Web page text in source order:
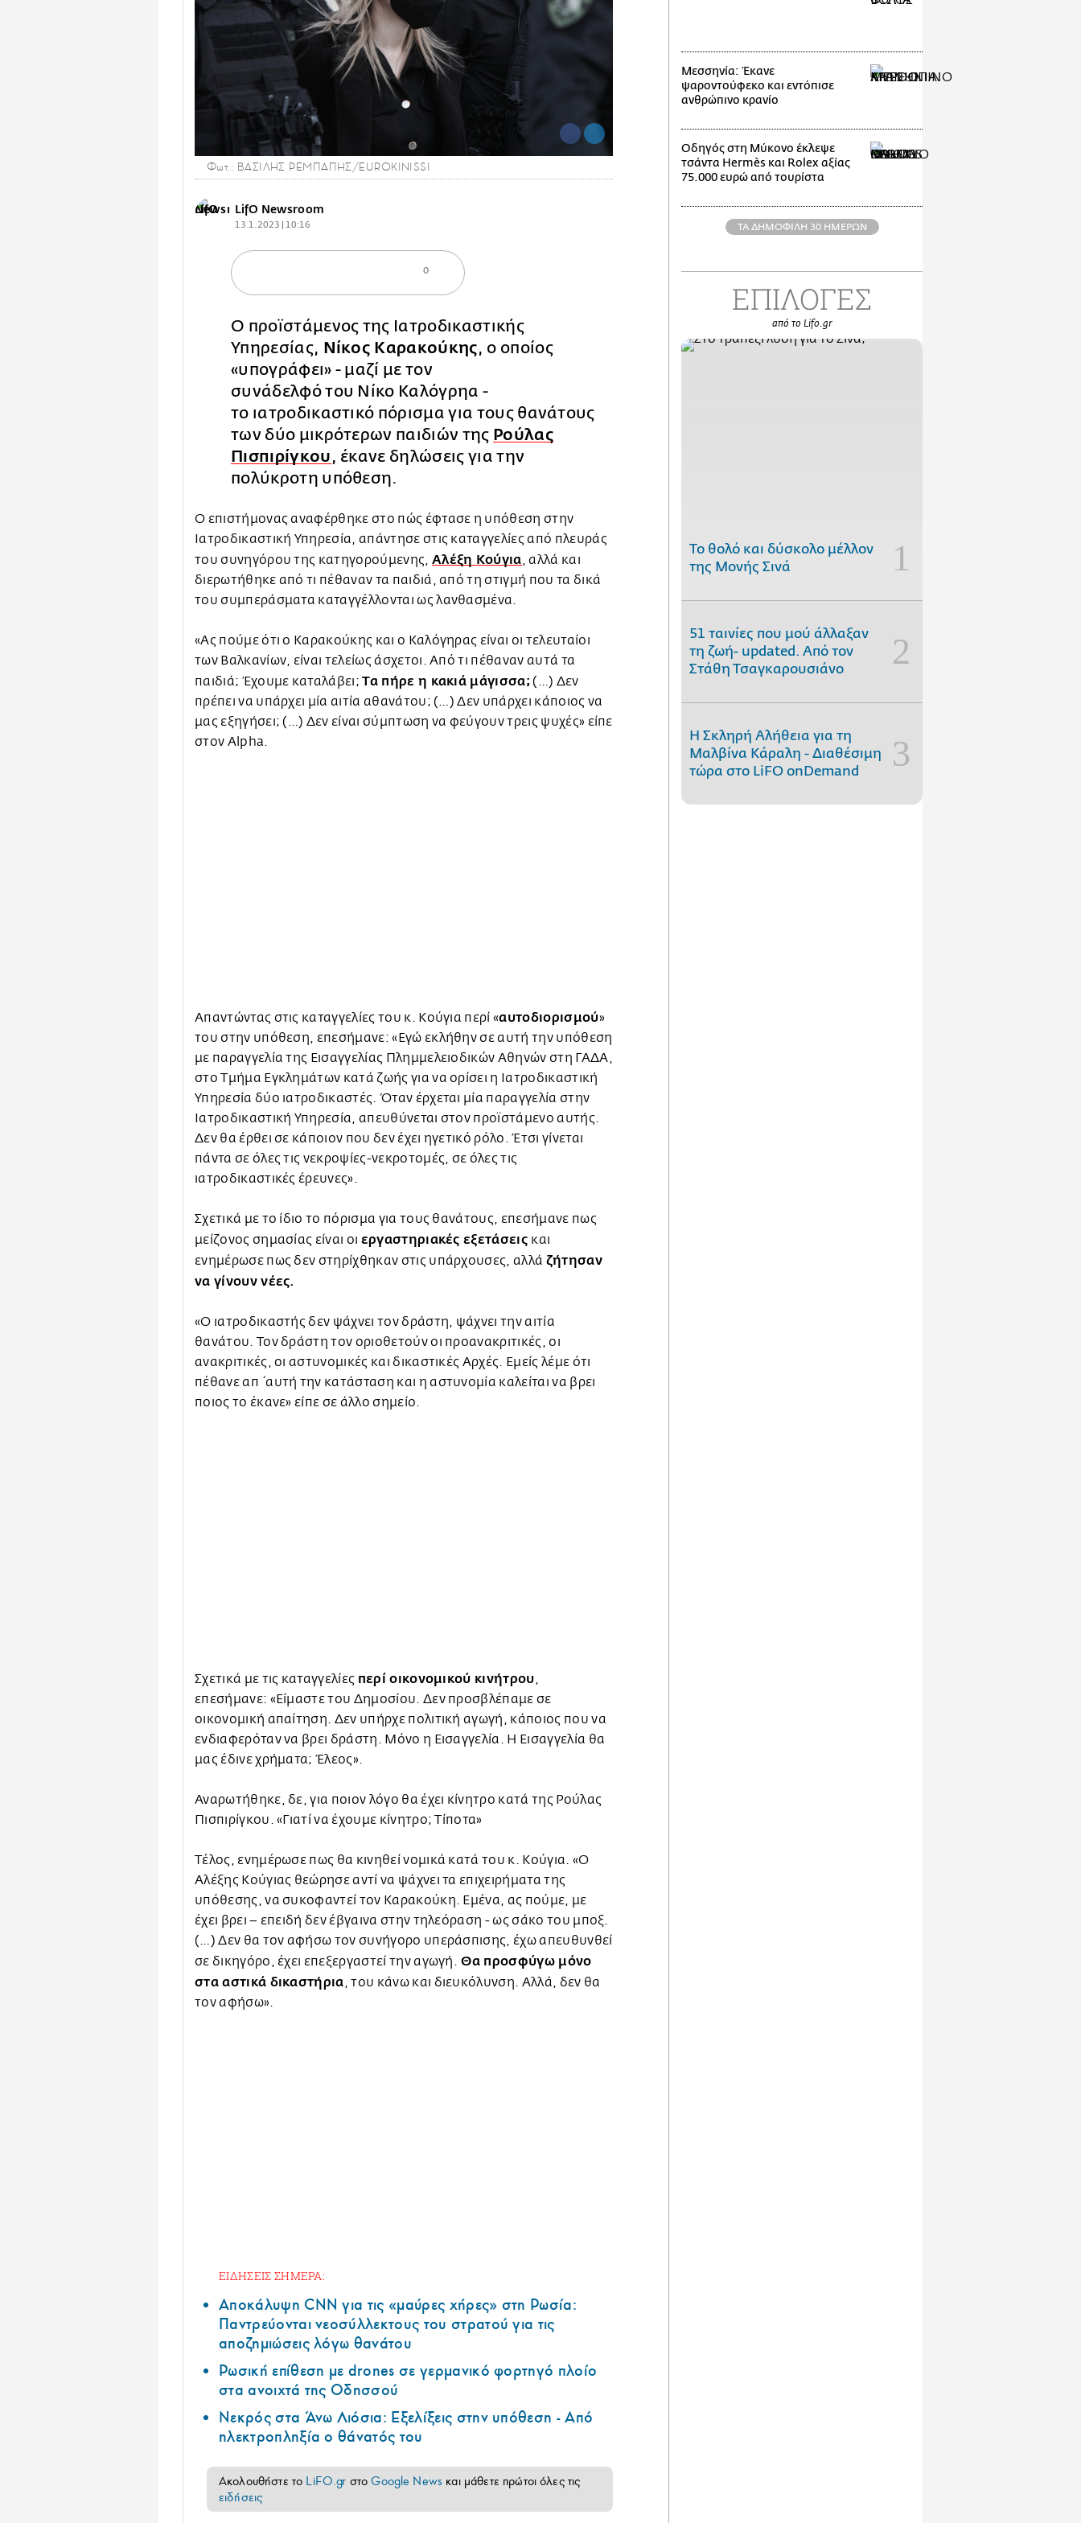
Φωτ.: ΒΑΣΙΛΗΣ ΡΕΜΠΑΠΗΣ/EUROKINISSI
LifO Newsroom
13.1.2023 | 10:16
0
Ο προϊστάμενος της Ιατροδικαστικής
Υπηρεσίας, Νίκος Καρακούκης, ο οποίος
«υπογράφει» - μαζί με τον
συνάδελφό του Νίκο Καλόγρηα -
το ιατροδικαστικό πόρισμα για τους θανάτους
των δύο μικρότερων παιδιών της Ρούλας
Πισπιρίγκου, έκανε δηλώσεις για την
πολύκροτη υπόθεση.
Ο επιστήμονας αναφέρθηκε στο πώς έφτασε η υπόθεση στην
Ιατροδικαστική Υπηρεσία, απάντησε στις καταγγελίες από πλευράς
του συνηγόρου της κατηγορούμενης, Αλέξη Κούγια, αλλά και
διερωτήθηκε από τι πέθαναν τα παιδιά, από τη στιγμή που τα δικά
του συμπεράσματα καταγγέλλονται ως λανθασμένα.
«Ας πούμε ότι ο Καρακούκης και ο Καλόγηρας είναι οι τελευταίοι
των Βαλκανίων, είναι τελείως άσχετοι. Από τι πέθαναν αυτά τα
παιδιά; Έχουμε καταλάβει;Τα πήρε η κακιά μάγισσα; (…) Δεν
πρέπει να υπάρχει μία αιτία αθανάτου; (…) Δεν υπάρχει κάποιος να
μας εξηγήσει; (…) Δεν είναι σύμπτωση να φεύγουν τρεις ψυχές» είπε
στον Alpha.
Απαντώντας στις καταγγελίες του κ. Κούγια περί «αυτοδιορισμού»
του στην υπόθεση, επεσήμανε: «Εγώ εκλήθην σε αυτή την υπόθεση
με παραγγελία της Εισαγγελίας Πλημμελειοδικών Αθηνών στη ΓΑΔΑ,
στο Τμήμα Εγκλημάτων κατά ζωής για να ορίσει η Ιατροδικαστική
Υπηρεσία δύο ιατροδικαστές. Όταν έρχεται μία παραγγελία στην
Ιατροδικαστική Υπηρεσία, απευθύνεται στον προϊστάμενο αυτής.
Δεν θα έρθει σε κάποιον που δεν έχει ηγετικό ρόλο. Έτσι γίνεται
πάντα σε όλες τις νεκροψίες-νεκροτομές, σε όλες τις
ιατροδικαστικές έρευνες».
Σχετικά με το ίδιο το πόρισμα για τους θανάτους, επεσήμανε πως
μείζονος σημασίας είναι οι εργαστηριακές εξετάσεις και
ενημέρωσε πως δεν στηρίχθηκαν στις υπάρχουσες, αλλά ζήτησαν
να γίνουν νέες.
«Ο ιατροδικαστής δεν ψάχνει τον δράστη, ψάχνει την αιτία
θανάτου. Τον δράστη τον οριοθετούν οι προανακριτικές, οι
ανακριτικές, οι αστυνομικές και δικαστικές Αρχές. Εμείς λέμε ότι
πέθανε απ΄αυτή την κατάσταση και η αστυνομία καλείται να βρει
ποιος το έκανε» είπε σε άλλο σημείο.
Σχετικά με τις καταγγελίες περί οικονομικού κινήτρου,
επεσήμανε: «Είμαστε του Δημοσίου. Δεν προσβλέπαμε σε
οικονομική απαίτηση. Δεν υπήρχε πολιτική αγωγή, κάποιος που να
ενδιαφερόταν να βρει δράστη. Μόνο η Εισαγγελία. Η Εισαγγελία θα
μας έδινε χρήματα; Έλεος».
Αναρωτήθηκε, δε, για ποιον λόγο θα έχει κίνητρο κατά της Ρούλας
Πισπιρίγκου. «Γιατί να έχουμε κίνητρο; Τίποτα»
Τέλος, ενημέρωσε πως θα κινηθεί νομικά κατά του κ. Κούγια. «Ο
Αλέξης Κούγιας θεώρησε αντί να ψάχνει τα επιχειρήματα της
υπόθεσης, να συκοφαντεί τον Καρακούκη. Εμένα, ας πούμε, με
έχει βρει – επειδή δεν έβγαινα στην τηλεόραση - ως σάκο του μποξ.
(…) Δεν θα τον αφήσω τον συνήγορο υπεράσπισης, έχω απευθυνθεί
σε δικηγόρο, έχει επεξεργαστεί την αγωγή. Θα προσφύγω μόνο
στα αστικά δικαστήρια, του κάνω και διευκόλυνση. Αλλά, δεν θα
τον αφήσω».
ΕΙΔΗΣΕΙΣ ΣΗΜΕΡΑ:
Αποκάλυψη CNN για τις «μαύρες χήρες» στη Ρωσία:
Παντρεύονται νεοσύλλεκτους του στρατού για τις
αποζημιώσεις λόγω θανάτου
Ρωσική επίθεση με drones σε γερμανικό φορτηγό πλοίο
στα ανοιχτά της Οδησσού
Νεκρός στα Άνω Λιόσια: Εξελίξεις στην υπόθεση - Από
ηλεκτροπληξία ο θάνατός του
Ακολουθήστε το LiFO.gr στοGoogle News και μάθετε πρώτοι όλες τις
ειδήσεις
Μεσσηνία: Έκανε
ψαροντούφεκο και εντόπισε
ανθρώπινο κρανίο
Οδηγός στη Μύκονο έκλεψε
τσάντα Hermès και Rolex αξίας
75.000 ευρώ από τουρίστα
ΤΑ ΔΗΜΟΦΙΛΗ 30 ΗΜΕΡΩΝ
ΕΠΙΛΟΓΕΣ
από το Lifo.gr
Το θολό και δύσκολο μέλλον
της Μονής Σινά
51 ταινίες που μού άλλαξαν
τη ζωή- updated. Aπό τον
Στάθη Τσαγκαρουσιάνο
Η Σκληρή Αλήθεια για τη
Μαλβίνα Κάραλη - Διαθέσιμη
τώρα στo LiFO onDemand